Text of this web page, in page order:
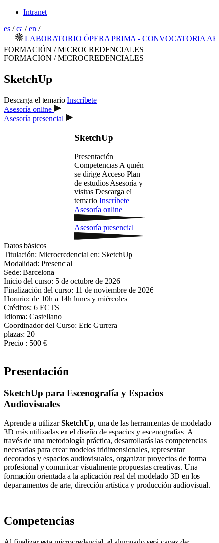
Intranet
es /ca /en /
LABORATORIO ÓPERA PRIMA - CONVOCATORIA
FORMACIÓN / MICROCREDENCIALES
FORMACIÓN / MICROCREDENCIALES
SketchUp
Descarga el temario Inscríbete
Asesoría online
Asesoría presencial
SketchUp
Presentación
Competencias A quién
se dirige Acceso Plan
de estudios Asesoría y
visitas Descarga el
temario Inscríbete
Asesoría online
Asesoría presencial
Datos básicos
Titulación: Microcredencial en: SketchUp
Modalidad: Presencial
Sede: Barcelona
Inicio del curso: 5 de octubre de 2026
Finalización del curso: 11 de noviembre de 2026
Horario: de 10h a 14h lunes y miércoles
Créditos: 6 ECTS
Idioma: Castellano
Coordinador del Curso: Eric Gurrera
plazas: 20
Precio : 500 €
Presentación
SketchUp para Escenografía y Espacios
Audiovisuales
Aprende a utilizarSketchUp, una de las herramientas de modelado
3D más utilizadas en el diseño de espacios y escenografías. A
través de una metodología práctica, desarrollarás las competencias
necesarias para crear modelos tridimensionales, representar
decorados y espacios audiovisuales, organizar proyectos de forma
profesional y comunicar visualmente propuestas creativas. Una
formación orientada a la aplicación real del modelado 3D en los
departamentos de arte, dirección artística y producción audiovisual.
Competencias